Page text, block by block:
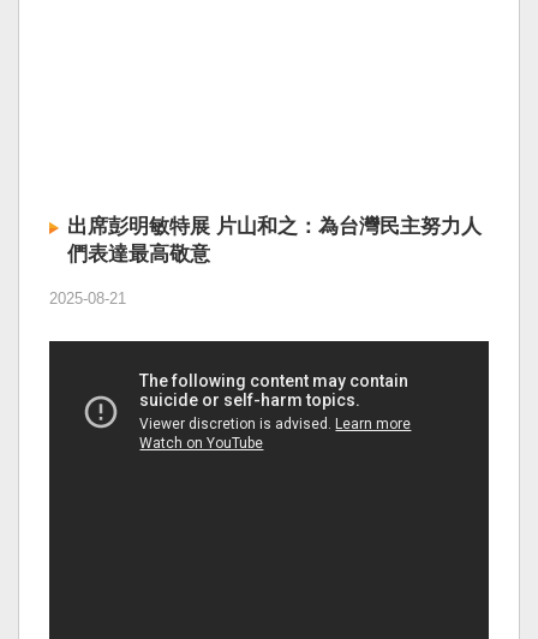
出席彭明敏特展 片山和之：為台灣民主努力人
們表達最高敬意
2025-08-21